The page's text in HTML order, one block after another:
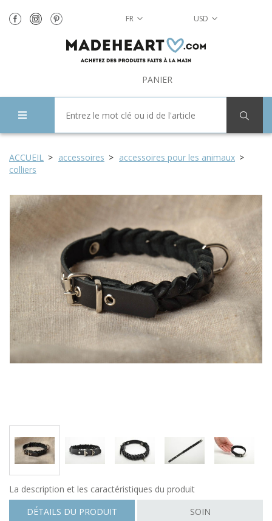
FR USD
PANIER
ACCUEIL accessoires
аccessoires pour les animaux
colliers
La description et les caractéristiques du produit
DÉTAILS DU PRODUIT
SOIN